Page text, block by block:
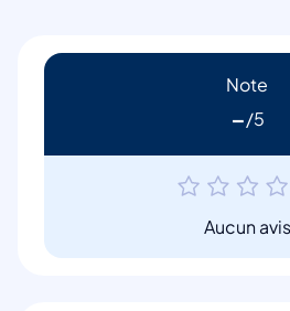
Note
-
Aucun avis